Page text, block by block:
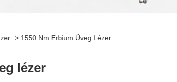
> 1550 Nm Erbium Üveg Lézer
lézer